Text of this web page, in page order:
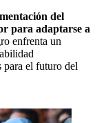
del
para adaptarse a
enfrenta un
para el futuro del